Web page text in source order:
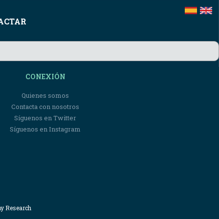
CONEXIÓN
Quienes somos
Contacta con nosotros
Síguenos en Twitter
Síguenos en Instagram
Research